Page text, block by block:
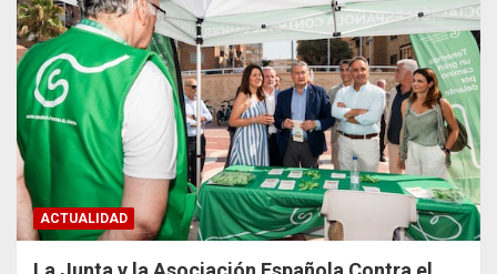
ACTUALIDAD